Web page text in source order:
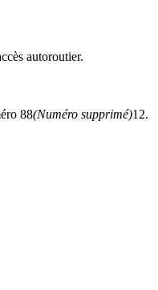
autoroutier.
88(Numéro supprimé)12.